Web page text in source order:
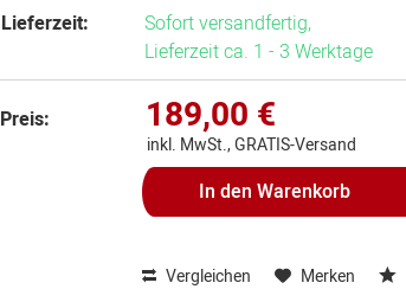
Lieferzeit:
Sofort versandfertig,
Lieferzeit ca. 1 - 3 Werktage
Preis: 189,00 €
inkl. MwSt., GRATIS-Versand
In den Warenkorb
Vergleichen Merken